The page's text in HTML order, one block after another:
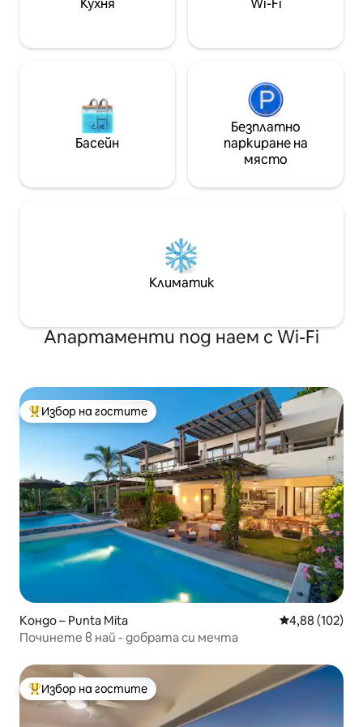
поддържаме
Кухня Wi-Fi
Басейн
Безплатно
паркиране на
място
Климатик
Апартаменти под наем с Wi-Fi
Най-популярен избор на гостите
Избор на гостите
Кондо – Punta Mita Средна
4,88 (102)
Починете в най - добрата си мечта
Най-популярен избор на гостите
Избор на гостите